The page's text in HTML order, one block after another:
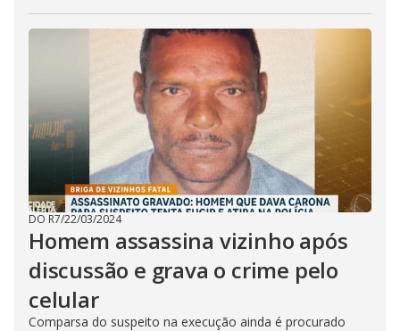
DO R7/22/03/2024
Homem assassina vizinho após
discussão e grava o crime pelo
celular
Comparsa do suspeito na execução ainda é procurado